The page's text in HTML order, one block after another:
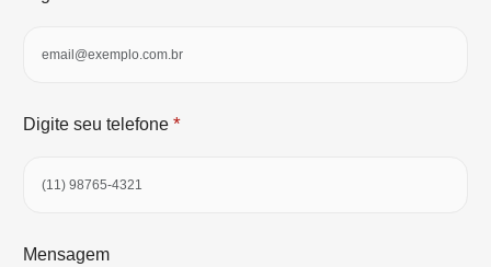
Digite seu telefone *
Mensagem